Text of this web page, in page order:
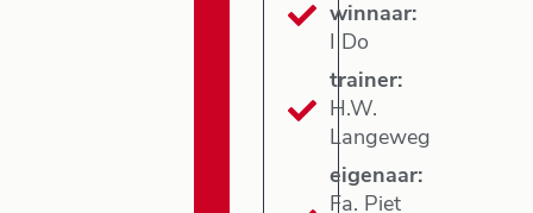
winnaar:
I Do
trainer:
H.W.
Langeweg
eigenaar:
Fa. Piet